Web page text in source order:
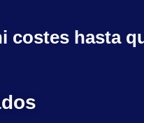
costes hasta